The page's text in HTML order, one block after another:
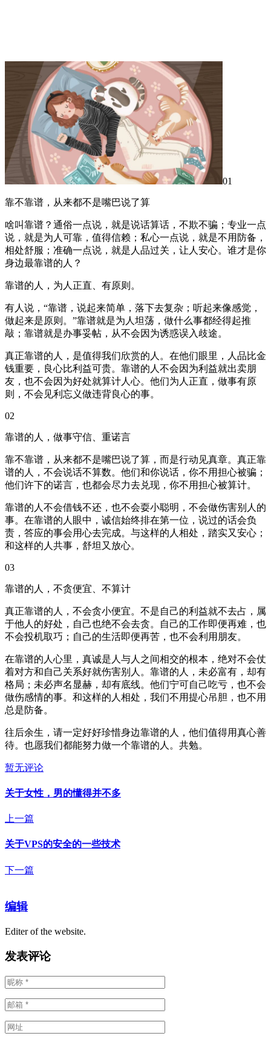
01
靠不靠谱，从来都不是嘴巴说了算
啥叫靠谱？通俗一点说，就是说话算话，不欺不骗；专业一点
说，就是为人可靠，值得信赖；私心一点说，就是不用防备，
相处舒服；准确一点说，就是人品过关，让人安心。谁才是你
身边最靠谱的人？
靠谱的人，为人正直、有原则。
有人说，“靠谱，说起来简单，落下去复杂；听起来像感觉，
做起来是原则。”靠谱就是为人坦荡，做什么事都经得起推
敲；靠谱就是办事妥帖，从不会因为诱惑误入歧途。
真正靠谱的人，是值得我们欣赏的人。在他们眼里，人品比金
钱重要，良心比利益可贵。靠谱的人不会因为利益就出卖朋
友，也不会因为好处就算计人心。他们为人正直，做事有原
则，不会见利忘义做违背良心的事。
02
靠谱的人，做事守信、重诺言
靠不靠谱，从来都不是嘴巴说了算，而是行动见真章。真正靠
谱的人，不会说话不算数。他们和你说话，你不用担心被骗；
他们许下的诺言，也都会尽力去兑现，你不用担心被算计。
靠谱的人不会借钱不还，也不会耍小聪明，不会做伤害别人的
事。在靠谱的人眼中，诚信始终排在第一位，说过的话会负
责，答应的事会用心去完成。与这样的人相处，踏实又安心；
和这样的人共事，舒坦又放心。
03
靠谱的人，不贪便宜、不算计
真正靠谱的人，不会贪小便宜。不是自己的利益就不去占，属
于他人的好处，自己也绝不会去贪。自己的工作即便再难，也
不会投机取巧；自己的生活即便再苦，也不会利用朋友。
在靠谱的人心里，真诚是人与人之间相交的根本，绝对不会仗
着对方和自己关系好就伤害别人。靠谱的人，未必富有，却有
格局；未必声名显赫，却有底线。他们宁可自己吃亏，也不会
做伤感情的事。和这样的人相处，我们不用提心吊胆，也不用
总是防备。
往后余生，请一定好好珍惜身边靠谱的人，他们值得用真心善
待。也愿我们都能努力做一个靠谱的人。共勉。
暂无评论
关于女性，男的懂得并不多
上一篇
关于VPS的安全的一些技术
下一篇
编辑
Editer of the website.
发表评论